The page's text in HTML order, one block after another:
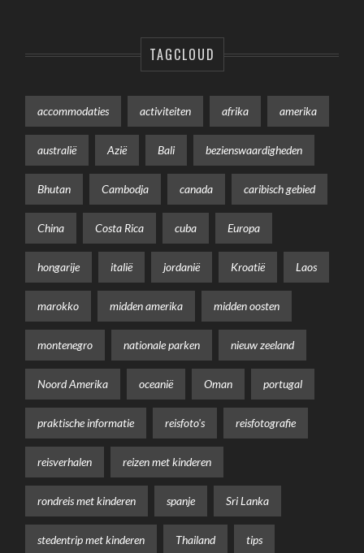
TAGCLOUD
accommodaties activiteiten afrika amerika
australië Azië Bali bezienswaardigheden
Bhutan Cambodja canada caribisch gebied
China Costa Rica cuba Europa
hongarije italië jordanië Kroatië Laos
marokko midden amerika midden oosten
montenegro nationale parken nieuw zeeland
Noord Amerika oceanië Oman portugal
praktische informatie reisfoto's reisfotografie
reisverhalen reizen met kinderen
rondreis met kinderen spanje Sri Lanka
stedentrip met kinderen Thailand tips